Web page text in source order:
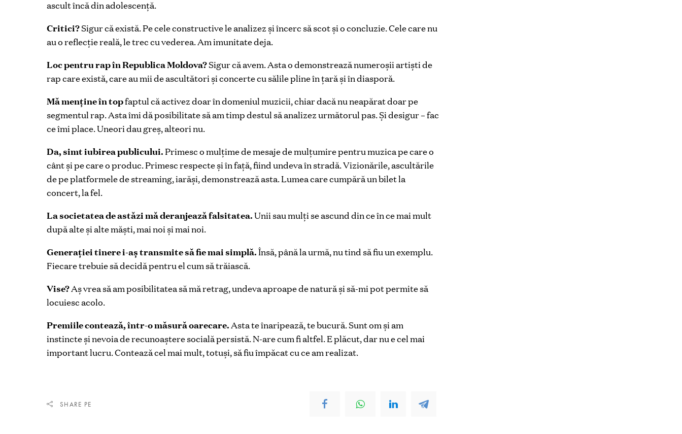
ascult încă din adolescență.
Critici?Sigur că există. Pe cele constructive le analizez și încerc să scot și o concluzie. Cele care nu
au o reflecție reală, le trec cu vederea. Am imunitate deja.
Loc pentru rap în Republica Moldova?Sigur că avem. Asta o demonstrează numeroșii artiști de
rap care există, care au mii de ascultători și concerte cu sălile pline în țară și în diasporă.
Mă menține în topfaptul că activez doar în domeniul muzicii, chiar dacă nu neapărat doar pe
segmentul rap. Asta îmi dă posibilitate să am timp destul să analizez următorul pas. Și desigur – fac
ce îmi place. Uneori dau greș, alteori nu.
Da, simt iubirea publicului.Primesc o mulțime de mesaje de mulțumire pentru muzica pe care o
cânt și pe care o produc. Primesc respecte și în față, fiind undeva în stradă. Vizionările, ascultările
de pe platformele de streaming, iarăși, demonstrează asta. Lumea care cumpără un bilet la
concert, la fel.
La societatea de astăzi mă deranjează falsitatea.Unii sau mulți se ascund din ce în ce mai mult
după alte și alte măști, mai noi și mai noi.
Generației tinere i-aș transmite să fie mai simplă.Însă, până la urmă, nu tind să fiu un exemplu.
Fiecare trebuie să decidă pentru el cum să trăiască.
Vise?Aș vrea să am posibilitatea să mă retrag, undeva aproape de natură și să-mi pot permite să
locuiesc acolo.
Premiile contează, într-o măsură oarecare.Asta te înaripează, te bucură. Sunt om și am
instincte și nevoia de recunoaștere socială persistă. N-are cum fi altfel. E plăcut, dar nu e cel mai
important lucru. Contează cel mai mult, totuși, să fiu împăcat cu ce am realizat.
SHARE PE